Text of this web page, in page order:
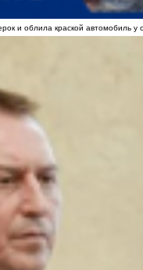
и облила краской автомобиль у